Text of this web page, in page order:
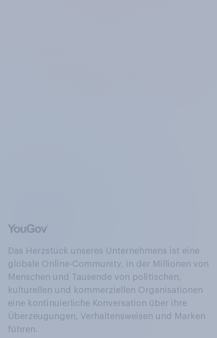
Das Herzstück unseres Unternehmens ist eine
globale Online-Community, in der Millionen von
Menschen und Tausende von politischen,
kulturellen und kommerziellen Organisationen
eine kontinuierliche Konversation über ihre
Überzeugungen, Verhaltensweisen und Marken
führen.